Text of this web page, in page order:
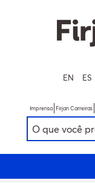
EN ES
Imprensa Firjan Carreiras